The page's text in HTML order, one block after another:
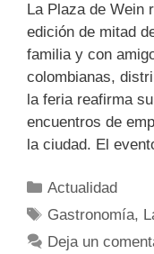
La Plaza de Wein
edición de mitad
familia y con
colombianas,
la feria reafirma
encuentros de
la ciudad. El
Actualidad
Gastronomía,
Deja un